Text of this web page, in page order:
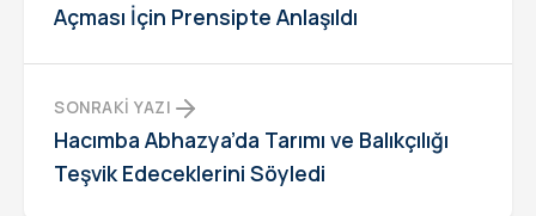
Açması İçin Prensipte Anlaşıldı
SONRAKI YAZI
Hacımba Abhazya’da Tarımı ve Balıkçılığı
Teşvik Edeceklerini Söyledi